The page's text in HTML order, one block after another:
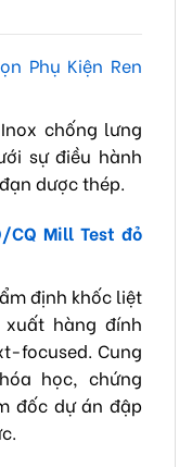
Phụ Kiện Ren
chống lưng
sự điều hành
dược thép.
CQ Mill Test đỏ
định khốc liệt
xuất hàng đính
focused. Cung
học, chứng
đốc dự án đập